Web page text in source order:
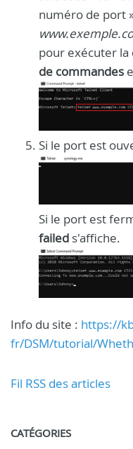
numéro de port
pour exécuter
de commandes
Si le port est
Si le port est
failed s'affiche.
Info du site : https://
fr/DSM/tutorial/
Fil RSS des articles
CATÉGORIES